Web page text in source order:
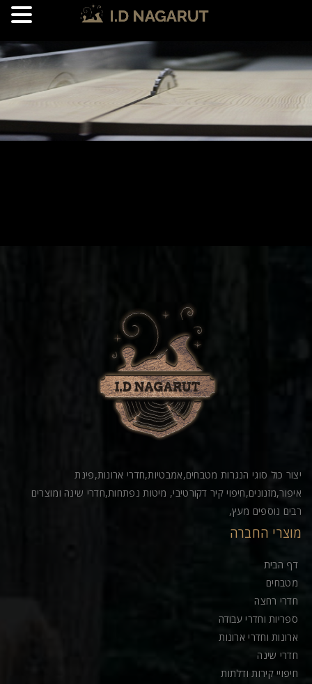
יצור כול סוגי הנגרות מטבחים,אמבטיות,חדרי ארונות,פינת
איפור,מזנונים,חיפוי קיר דקורטיבי, מיטות נפתחות,חדרי שינה ומוצרים
רבים נוספים מעץ,
מוצרי החברה
דף הבית
מטבחים
חדרי רחצה
ספריות וחדרי עבודה
ארונות וחדרי ארונות
חדרי שינה
חיפויי קירות ודלתות